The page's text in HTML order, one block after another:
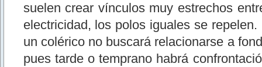
suelen crear vínculos muy estrechos
electricidad, los polos iguales se
un colérico no buscará relacionarse a
pues tarde o temprano habrá